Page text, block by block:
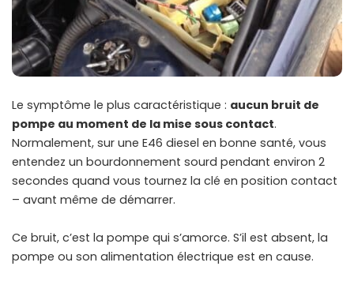
Le symptôme le plus caractéristique : aucun bruit de
pompe au moment de la mise sous contact.
Normalement, sur une E46 diesel en bonne santé, vous
entendez un bourdonnement sourd pendant environ 2
secondes quand vous tournez la clé en position contact
– avant même de démarrer.
Ce bruit, c’est la pompe qui s’amorce. S’il est absent, la
pompe ou son alimentation électrique est en cause.